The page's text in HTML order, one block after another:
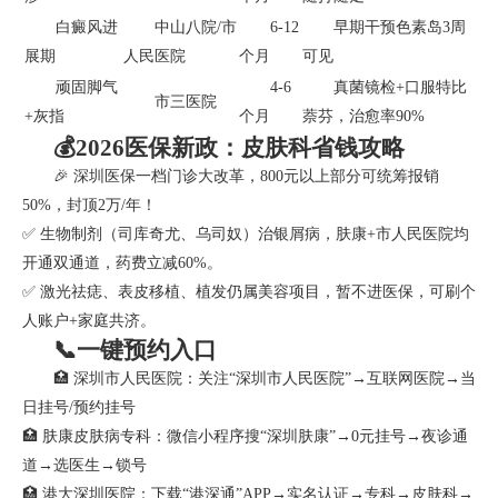
白癜风进
展期
中山八院/市
人民医院
6-12
个月
早期干预色素岛3周
可见
顽固脚气
+灰指
市三医院
4-6
个月
真菌镜检+口服特比
萘芬，治愈率90%
💰2026医保新政：皮肤科省钱攻略
🎉 深圳医保一档门诊大改革，800元以上部分可统筹报销
50%，封顶2万/年！
✅ 生物制剂（司库奇尤、乌司奴）治银屑病，肤康+市人民医院均
开通双通道，药费立减60%。
✅ 激光祛痣、表皮移植、植发仍属美容项目，暂不进医保，可刷个
人账户+家庭共济。
📞一键预约入口
🏥 深圳市人民医院：关注“深圳市人民医院”→互联网医院→当
日挂号/预约挂号
🏥 肤康皮肤病专科：微信小程序搜“深圳肤康”→0元挂号→夜诊通
道→选医生→锁号
🏥 港大深圳医院：下载“港深通”APP→实名认证→专科→皮肤科→